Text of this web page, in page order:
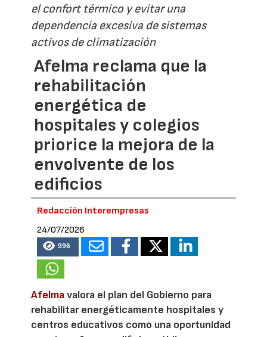
el confort térmico y evitar una
dependencia excesiva de sistemas
activos de climatización
Afelma reclama que la
rehabilitación
energética de
hospitales y colegios
priorice la mejora de la
envolvente de los
edificios
Redacción Interempresas
24/07/2026
996
Afelmavalora el plan del Gobierno para
rehabilitar energéticamente hospitales y
centros educativos como una oportunidad